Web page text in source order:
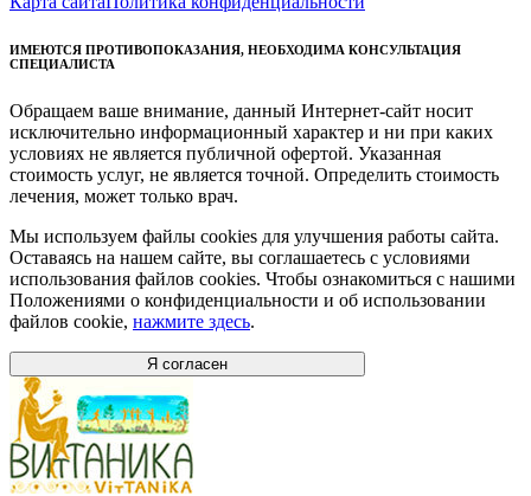
ИМЕЮТСЯ ПРОТИВОПОКАЗАНИЯ, НЕОБХОДИМА КОНСУЛЬТАЦИЯ
СПЕЦИАЛИСТА
Обращаем ваше внимание, данный Интернет-сайт носит
исключительно информационный характер и ни при каких
условиях не является публичной офертой. Указанная
стоимость услуг, не является точной. Определить стоимость
лечения, может только врач.
Мы используем файлы cookies для улучшения работы сайта.
Оставаясь на нашем сайте, вы соглашаетесь с условиями
использования файлов cookies. Чтобы ознакомиться с нашими
Положениями о конфиденциальности и об использовании
файлов cookie, нажмите здесь.
Я согласен